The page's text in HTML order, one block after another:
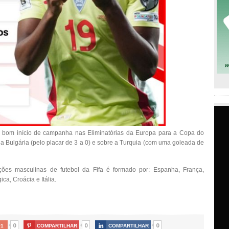
início de campanha nas Eliminatórias da Europa para a Copa do
Bulgária (pelo placar de 3 a 0) e sobre a Turquia (com uma goleada de
masculinas de futebol da Fifa é formado por: Espanha, França,
Croácia e Itália.
0  COMPARTILHAR 0  COMPARTILHAR 0